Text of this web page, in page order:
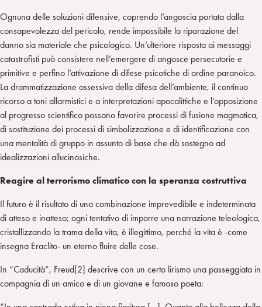
Ognuna delle soluzioni difensive, coprendo l’angoscia portata dalla
consapevolezza del pericolo, rende impossibile la riparazione del
danno sia materiale che psicologico. Un’ulteriore risposta ai messaggi
catastrofisti può consistere nell’emergere di angosce persecutorie e
primitive e perfino l’attivazione di difese psicotiche di ordine paranoico.
La drammatizzazione ossessiva della difesa dell’ambiente, il continuo
ricorso a toni allarmistici e a interpretazioni apocalittiche e l’opposizione
al progresso scientifico possono favorire processi di fusione magmatica,
di sostituzione dei processi di simbolizzazione e di identificazione con
una mentalità di gruppo in assunto di base che dà sostegno ad
idealizzazioni allucinosiche.
Reagire al terrorismo climatico con la speranza costruttiva
Il futuro è il risultato di una combinazione imprevedibile e indeterminata
di atteso e inatteso; ogni tentativo di imporre una narrazione teleologica,
cristallizzando la trama della vita, è illegittimo, perché la vita è -come
insegna Eraclito- un eterno fluire delle cose.
In “Caducità”, Freud[2] descrive con un certo lirismo una passeggiata in
compagnia di un amico e di un giovane e famoso poeta: